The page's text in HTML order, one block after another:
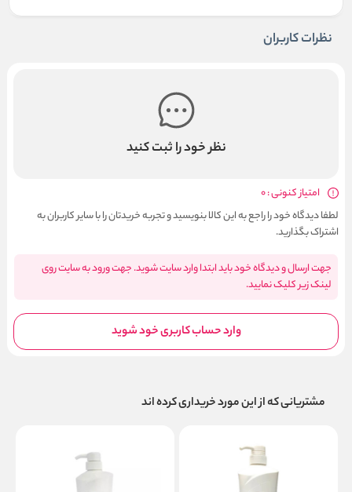
نظرات کاربران
نظر خود را ثبت کنید
امتیاز کنونی : 0
لطفا دیدگاه خود را راجع به این کالا بنویسید و تجربه خریدتان را با سایر کاربران به
اشتراک بگذارید.
جهت ارسال و دیدگاه خود باید ابتدا وارد سایت شوید. جهت ورود به سایت روی
لینک زیر کلیک نمایید.
وارد حساب کاربری خود شوید
مشتریانی که از این مورد خریداری کرده اند